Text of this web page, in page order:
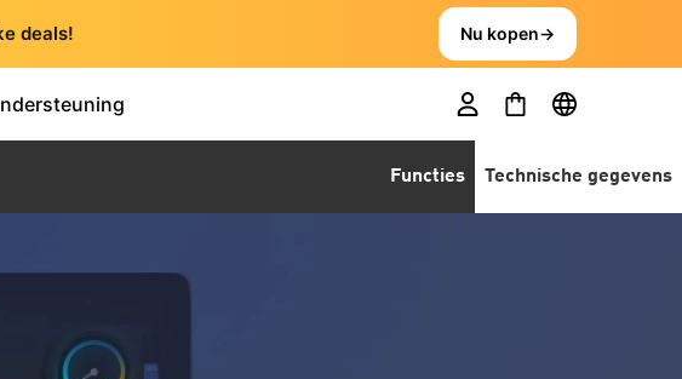
deals! Nu kopen→
Functies Technische gegevens